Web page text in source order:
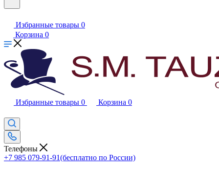
Избранные товары 0
Корзина 0
Избранные товары 0 Корзина 0
Телефоны
+7 985 079-91-91(бесплатно по России)